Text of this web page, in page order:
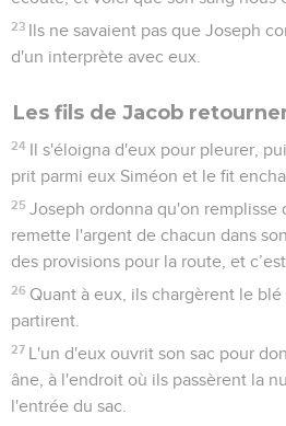
23 Ils ne savaient pas que Joseph
d'un interprète avec eux.
Les fils de Jacob
24 Il s'éloigna d'eux pour pleurer,
prit parmi eux Siméon et le fit
25 Joseph ordonna qu'on remplisse
remette l'argent de chacun dans
des provisions pour la route, et c’est
26 Quant à eux, ils chargèrent le blé
partirent.
27 L'un d'eux ouvrit son sac pour
âne, à l'endroit où ils passèrent la
l'entrée du sac.